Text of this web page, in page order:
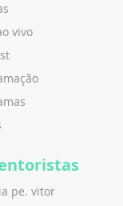
vivo
pe. vitor